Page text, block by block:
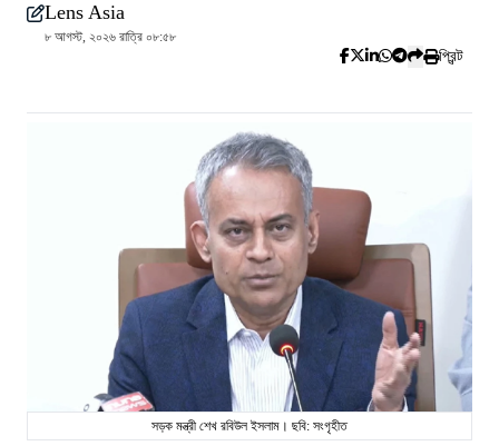
Lens Asia
৮ আগস্ট, ২০২৬ রাত্রি ০৮:৫৮
প্রিন্ট
সড়ক মন্ত্রী শেখ রবিউল ইসলাম। ছবি: সংগৃহীত